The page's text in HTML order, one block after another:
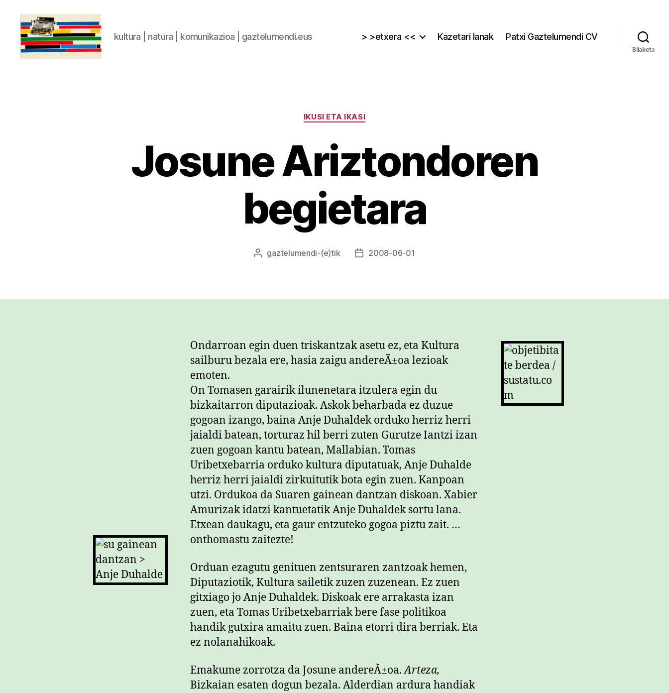
kultura | natura | komunikazioa | gaztelumendi.eus > >etxera << Kazetari lanak Patxi Gaztelumendi CV
Bilaketa
Kategoriak
IKUSI ETA IKASI
Josune Ariztondoren
begietara
Argitalpenaren
gaztelumendi-(e)tik
Argitalpenaren
2008-06-01
Ondarroan egin duen triskantzak asetu ez, eta Kultura
sailburu bezala ere, hasia zaigu andereÃ±oa lezioak
emoten.
On Tomasen garairik ilunenetara itzulera egin du
bizkaitarron diputazioak. Askok beharbada ez duzue
gogoan izango, baina Anje Duhaldek orduko herriz herri
jaialdi batean, torturaz hil berri zuten Gurutze Iantzi izan
zuen gogoan kantu batean, Mallabian. Tomas
Uribetxebarria orduko kultura diputatuak, Anje Duhalde
herriz herri jaialdi zirkuitutik bota egin zuen. Kanpoan
utzi. Ordukoa da Suaren gainean dantzan diskoan. Xabier
Amurizak idatzi kantuetatik Anje Duhaldek sortu lana.
Etxean daukagu, eta gaur entzuteko gogoa piztu zait. …
onthomastu zaitezte!
Orduan ezagutu genituen zentsuraren zantzoak hemen,
Diputaziotik, Kultura sailetik zuzen zuzenean. Ez zuen
gitxiago jo Anje Duhaldek. Diskoak ere arrakasta izan
zuen, eta Tomas Uribetxebarriak bere fase politikoa
handik gutxira amaitu zuen. Baina etorri dira berriak. Eta
ez nolanahikoak.
Emakume zorrotza da Josune andereÃ±oa.Arteza,
Bizkaian esaten dogun bezala. Alderdian ardura handiak